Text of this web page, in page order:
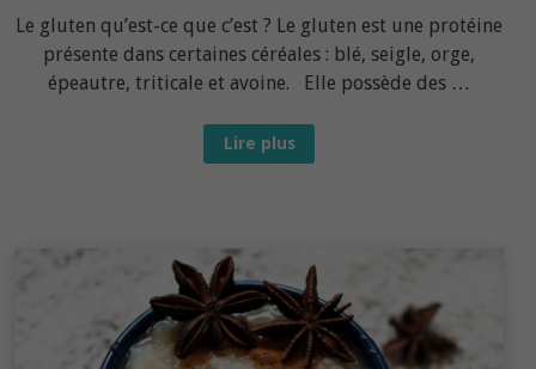
Le gluten qu’est-ce que c’est ? Le gluten est une protéine
présente dans certaines céréales : blé, seigle, orge,
épeautre, triticale et avoine. Elle possède des …
Le
gluten
Lire plus